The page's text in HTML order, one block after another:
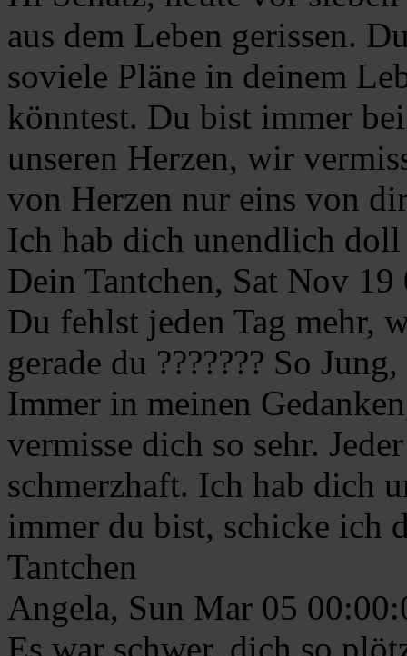
aus dem Leben gerissen.
soviele Pläne in deinem
könntest. Du bist immer
unseren Herzen, wir
von Herzen nur eins von
Ich hab dich unendlich
Dein Tantchen, Sat Nov
Du fehlst jeden Tag mehr,
gerade du ??????? So
Immer in meinen
vermisse dich so sehr.
schmerzhaft. Ich hab dich
immer du bist, schicke ich
Tantchen
Angela, Sun Mar 05
Es war schwer, dich so